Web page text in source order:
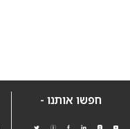
חפשו אותנו -